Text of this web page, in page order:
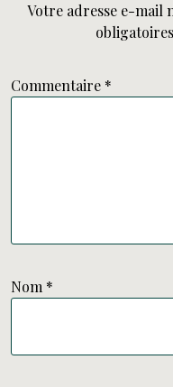
Votre adresse e-mail
Commentaire *
Nom *